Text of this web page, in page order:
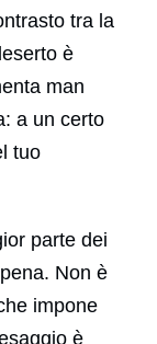
tra la
è
man
a un certo
tuo
parte dei
Non è
impone
è